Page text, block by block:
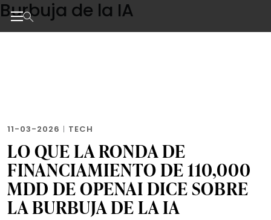
Skip
to
the
Burbuja de la IA
11-03-2026 | TECH
LO QUE LA RONDA DE
FINANCIAMIENTO DE 110,000
MDD DE OPENAI DICE SOBRE
LA BURBUJA DE LA IA